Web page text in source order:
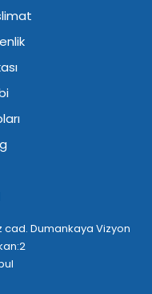
cad. Dumankaya Vizyon